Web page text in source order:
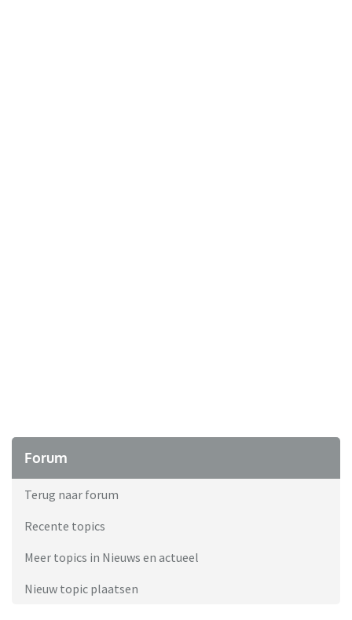
Forum
Terug naar forum
Recente topics
Meer topics in Nieuws en actueel
Nieuw topic plaatsen